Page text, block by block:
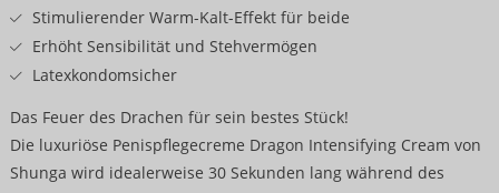
Stimulierender Warm-Kalt-Effekt für beide
Erhöht Sensibilität und Stehvermögen
Latexkondomsicher
Das Feuer des Drachen für sein bestes Stück!
Die luxuriöse Penispflegecreme Dragon Intensifying Cream von
Shunga wird idealerweise 30 Sekunden lang während des